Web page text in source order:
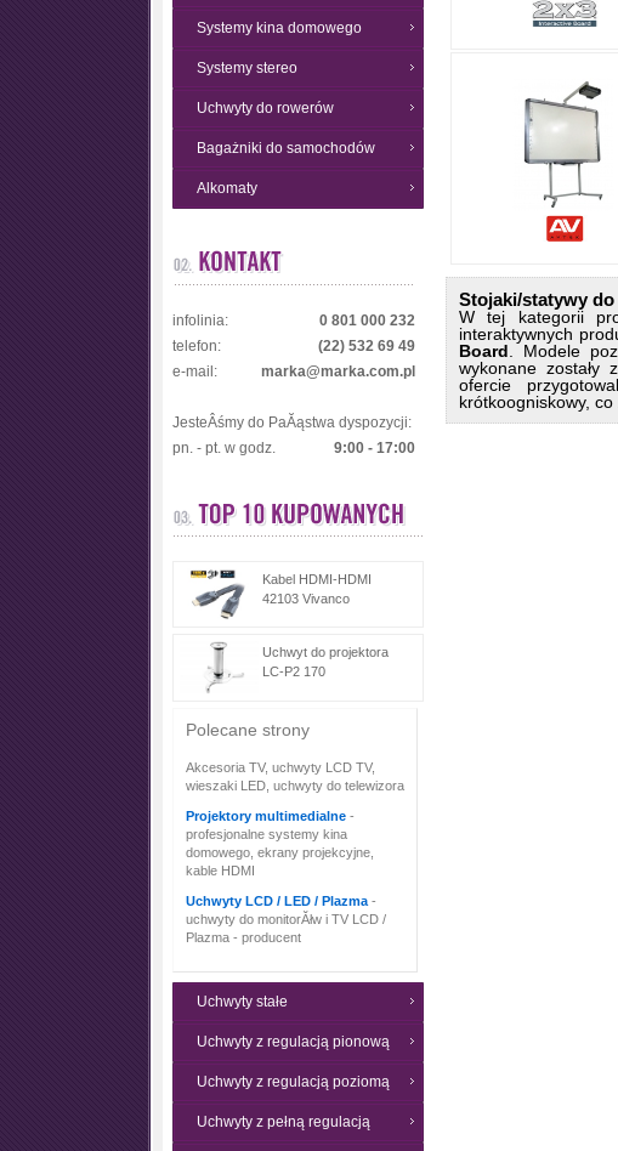
Systemy kina domowego
Systemy stereo
Uchwyty do rowerów
Bagażniki do samochodów
Alkomaty
infolinia:
0 801 000 232
telefon:
(22) 532 69 49
e-mail:
marka@marka.com.pl
JesteÂśmy do PaĂąstwa dyspozycji:
pn. - pt. w godz.
9:00 - 17:00
Kabel HDMI-HDMI
42103 Vivanco
Uchwyt do projektora
LC-P2 170
Polecane strony
Akcesoria TV, uchwyty LCD TV,
wieszaki LED, uchwyty do telewizora
Projektory multimedialne -
profesjonalne systemy kina
domowego, ekrany projekcyjne,
kable HDMI
Uchwyty LCD / LED / Plazma -
uchwyty do monitorĂłw i TV LCD /
Plazma - producent
Uchwyty stałe
Uchwyty z regulacją pionową
Uchwyty z regulacją poziomą
Uchwyty z pełną regulacją
Stojaki/statywy
W tej kategorii
interaktywnych
Board . Modele
wykonane zostały z
ofercie
krótkoogniskowy, co